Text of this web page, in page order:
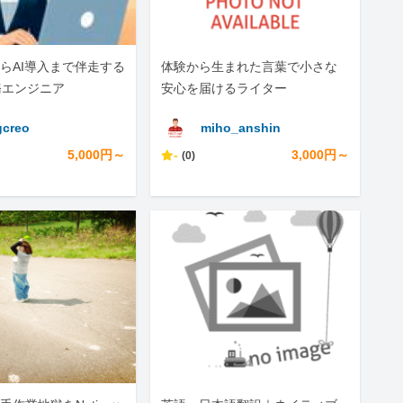
AI導入まで伴走する
ンジニア
5,000円～
体験から生まれた言葉で小さな
安心を届けるライター
miho_anshin
- (0) 3,000円～